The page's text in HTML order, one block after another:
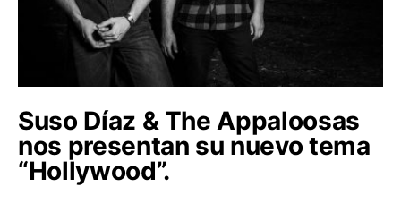
Suso Díaz & The Appaloosas
nos presentan su nuevo tema
“Hollywood”.